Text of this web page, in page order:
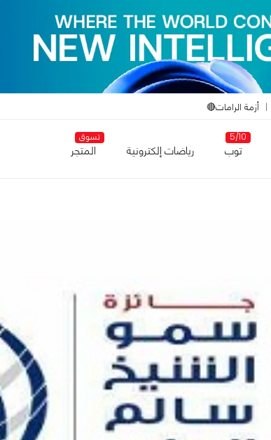
أزمة الرامات🔴
5/10
توب رياضات إلكترونية
تسوق
المتجر